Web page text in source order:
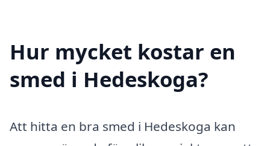
Hur mycket kostar en
smed i Hedeskoga?
Att hitta en bra smed i Hedeskoga kan